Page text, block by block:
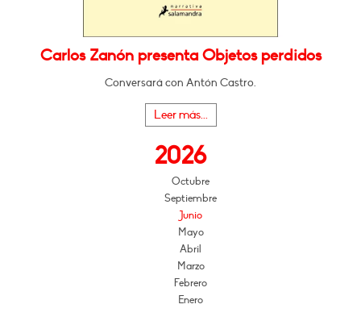
Carlos Zanón presenta Objetos perdidos
Conversará con Antón Castro.
Leer más...
2026
Octubre
Septiembre
Junio
Mayo
Abril
Marzo
Febrero
Enero